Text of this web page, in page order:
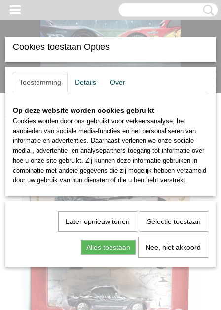
Inloggen Registreren
(0)
Home>On the Road>Disney Cars On the Road Kay Pillar
Cookies toestaan Opties
Toestemming Details Over
Op deze website worden cookies gebruikt
Cookies worden door ons gebruikt voor verkeersanalyse, het
aanbieden van sociale media-functies en het personaliseren van
informatie en advertenties. Daarnaast verlenen we onze sociale
media-, advertentie- en analysepartners toegang tot informatie over
hoe u onze site gebruikt. Zij kunnen deze informatie gebruiken in
combinatie met andere gegevens die zij mogelijk hebben verzameld
door uw gebruik van hun diensten of die u hen hebt verstrekt.
Later opnieuw tonen Selectie toestaan
Alles toestaan Nee, niet akkoord